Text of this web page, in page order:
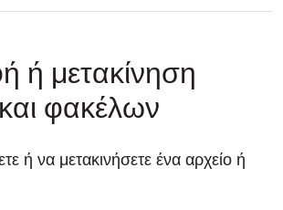
ή μετακίνηση
φακέλων
ή να μετακινήσετε ένα αρχείο ή